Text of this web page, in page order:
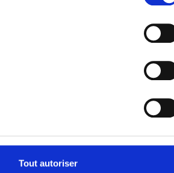
Tout autoriser
LX